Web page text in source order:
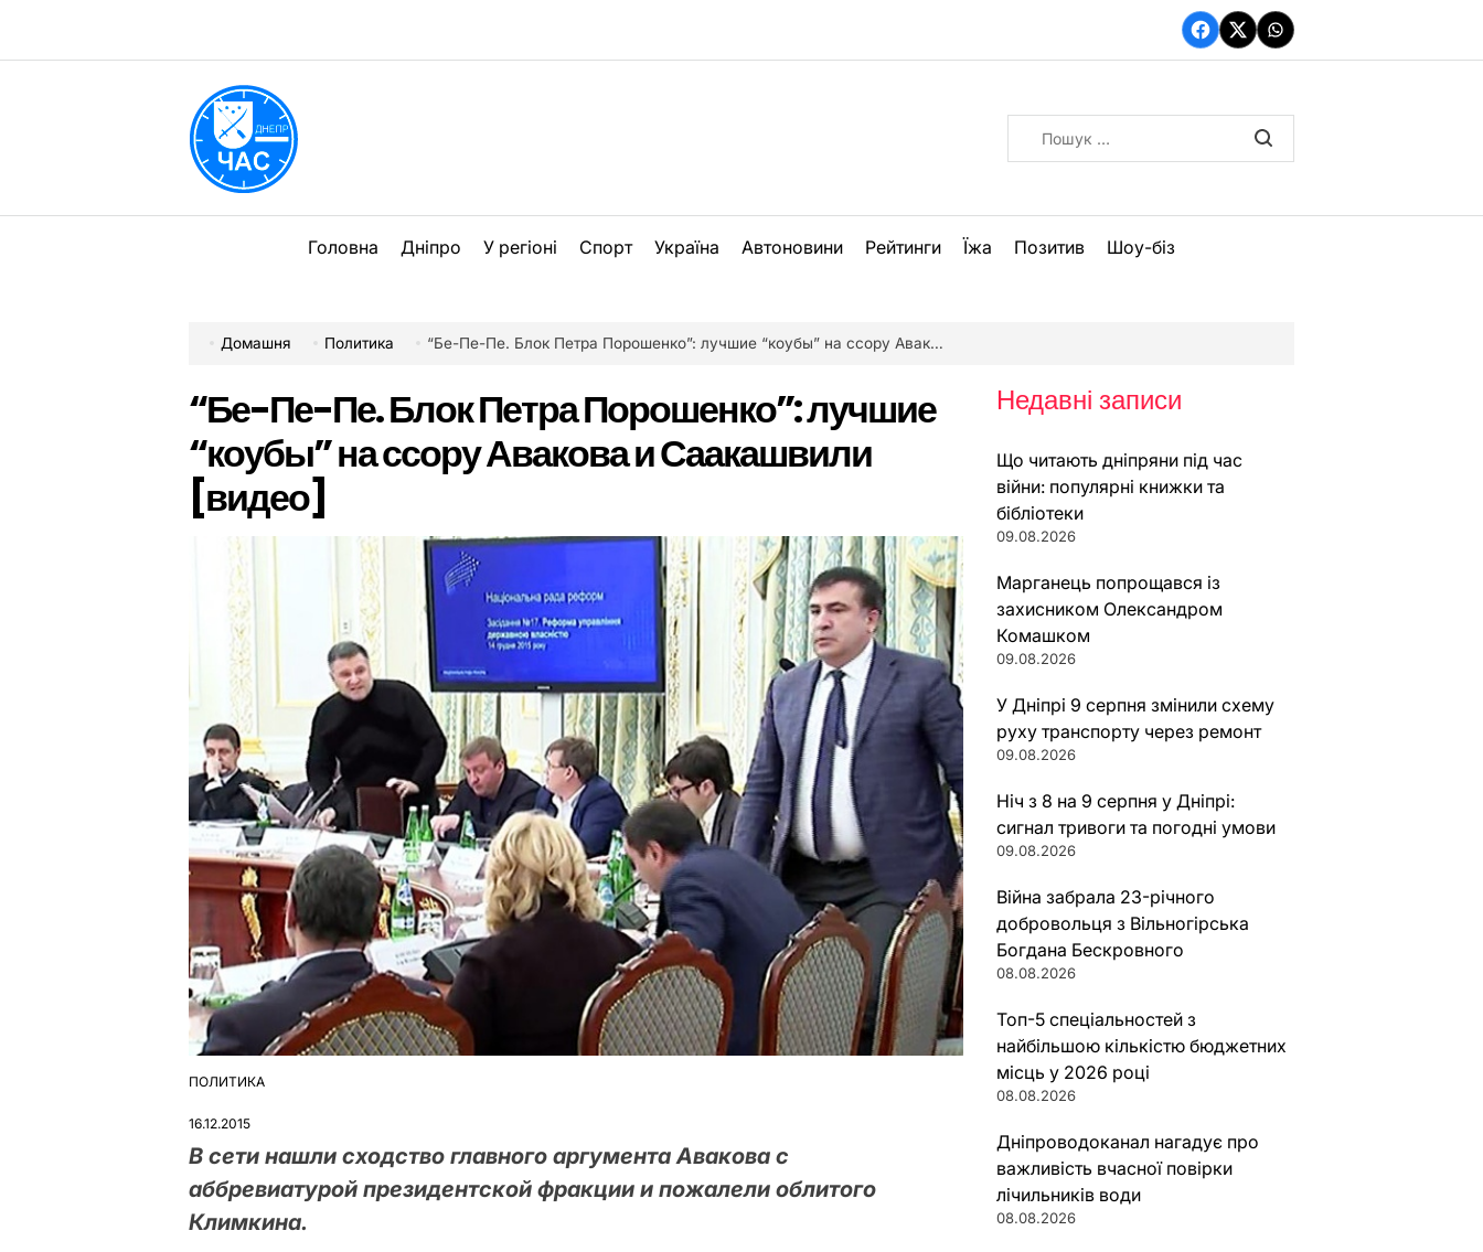
вмісту
Facebook
TwitterWhatsApp
Головна Дніпро У регіоні Спорт Україна Автоновини Рейтинги Їжа Позитив Шоу-біз
Домашня Политика “Бе-Пе-Пе. Блок Петра Порошенко”: лучшие “коубы” на ссору Авакова и Саакашвили [видео]
“Бе-Пе-Пе. Блок Петра Порошенко”: лучшие
“коубы” на ссору Авакова и Саакашвили
[видео]
ОПУБЛІКУВАТИ
ПОЛИТИКА
16.12.2015
В сети нашли сходство главного аргумента Авакова с
аббревиатурой президентской фракции и пожалели облитого
Климкина.
Недавні записи
Що читають дніпряни під час
війни: популярні книжки та
бібліотеки
09.08.2026
Марганець попрощався із
захисником Олександром
Комашком
09.08.2026
У Дніпрі 9 серпня змінили схему
руху транспорту через ремонт
09.08.2026
Ніч з 8 на 9 серпня у Дніпрі:
сигнал тривоги та погодні умови
09.08.2026
Війна забрала 23-річного
добровольця з Вільногірська
Богдана Бескровного
08.08.2026
Топ-5 спеціальностей з
найбільшою кількістю бюджетних
місць у 2026 році
08.08.2026
Дніпроводоканал нагадує про
важливість вчасної повірки
лічильників води
08.08.2026